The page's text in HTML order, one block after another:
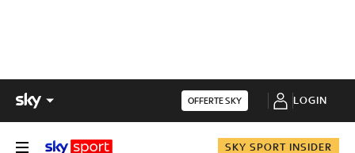
OFFERTE SKY LOGIN
SKY SPORT INSIDER